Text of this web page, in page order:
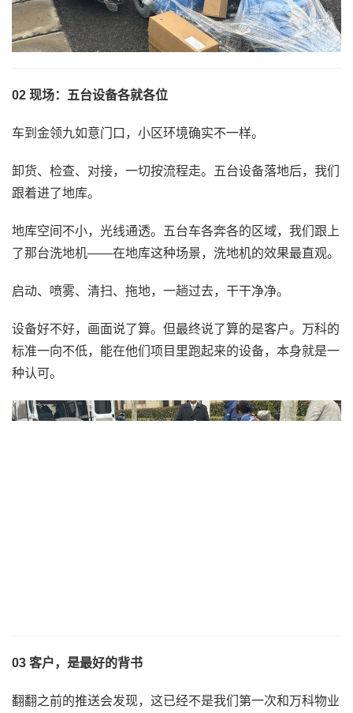
02 现场：五台设备各就各位
车到金领九如意门口，小区环境确实不一样。
卸货、检查、对接，一切按流程走。五台设备落地后，我们
跟着进了地库。
地库空间不小，光线通透。五台车各奔各的区域，我们跟上
了那台洗地机——在地库这种场景，洗地机的效果最直观。
启动、喷雾、清扫、拖地，一趟过去，干干净净。
设备好不好，画面说了算。但最终说了算的是客户。万科的
标准一向不低，能在他们项目里跑起来的设备，本身就是一
种认可。
03 客户，是最好的背书
翻翻之前的推送会发现，这已经不是我们第一次和万科物业